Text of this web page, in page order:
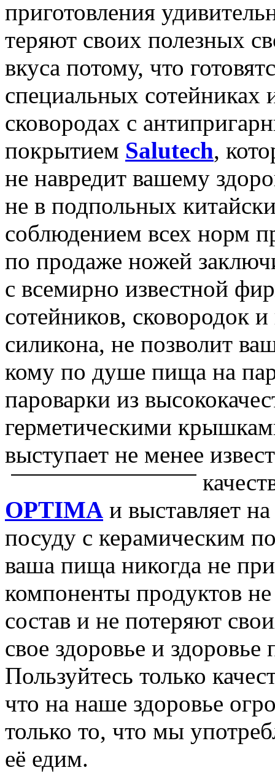
приготовления
теряют своих полезных
вкуса потому, что
специальных сотейниках
сковородах с
покрытием Salutech,
не навредит вашему
не в подпольных
соблюдением всех норм
по продаже ножей
с всемирно известной
сотейников, сковородок
силикона, не позволит
кому по душе пища на
пароварки из
герметическими
выступает не менее
OPTIMA и выставляет
посуду с керамическим
ваша пища никогда не
компоненты продуктов
состав и не потеряют
свое здоровье и
Пользуйтесь только
что на наше здоровье
только то, что мы
её едим.